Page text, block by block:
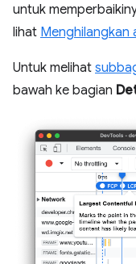
untuk
lihat Menghilangkan
Untuk melihat
bawah ke bagian